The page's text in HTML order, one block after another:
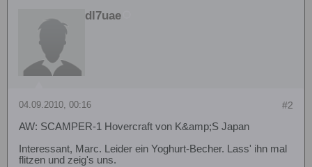
dl7uae
#2
04.09.2010, 00:16
AW: SCAMPER-1 Hovercraft von K&amp;S Japan
Interessant, Marc. Leider ein Yoghurt-Becher. Lass' ihn mal
flitzen und zeig's uns.